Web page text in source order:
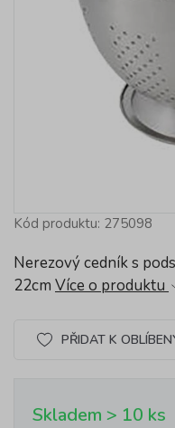
Kód produktu: 275098
Nerezový cedník s
22cm Více o produktu
PŘIDAT K
Skladem > 10 ks